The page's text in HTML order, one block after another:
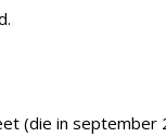
(die in